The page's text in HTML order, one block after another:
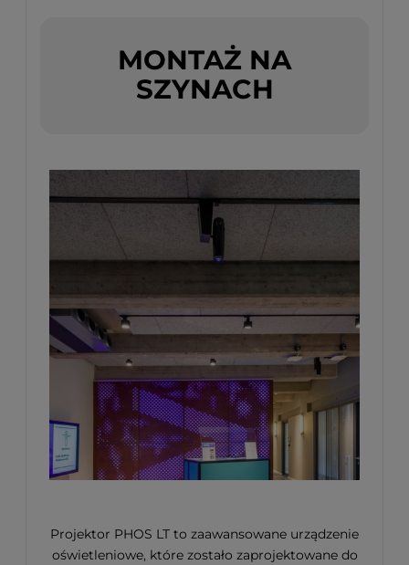
MONTAŻ NA
SZYNACH
Projektor PHOS LT to zaawansowane urządzenie
oświetleniowe, które zostało zaprojektowane do